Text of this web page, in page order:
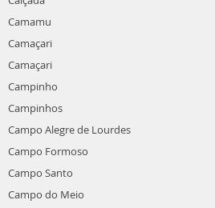
Camamu
Camaçari
Camaçari
Campinho
Campinhos
Campo Alegre de Lourdes
Campo Formoso
Campo Santo
Campo do Meio